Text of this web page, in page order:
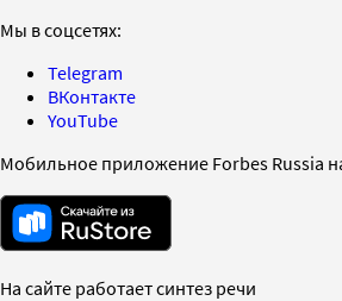
Мы в соцсетях:
Telegram
ВКонтакте
YouTube
Мобильное приложение Forbes Russia
На сайте работает синтез речи